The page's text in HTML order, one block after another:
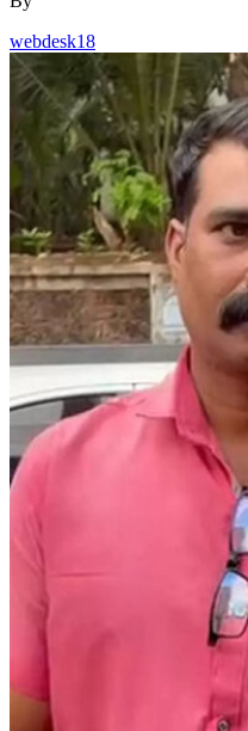
webdesk18